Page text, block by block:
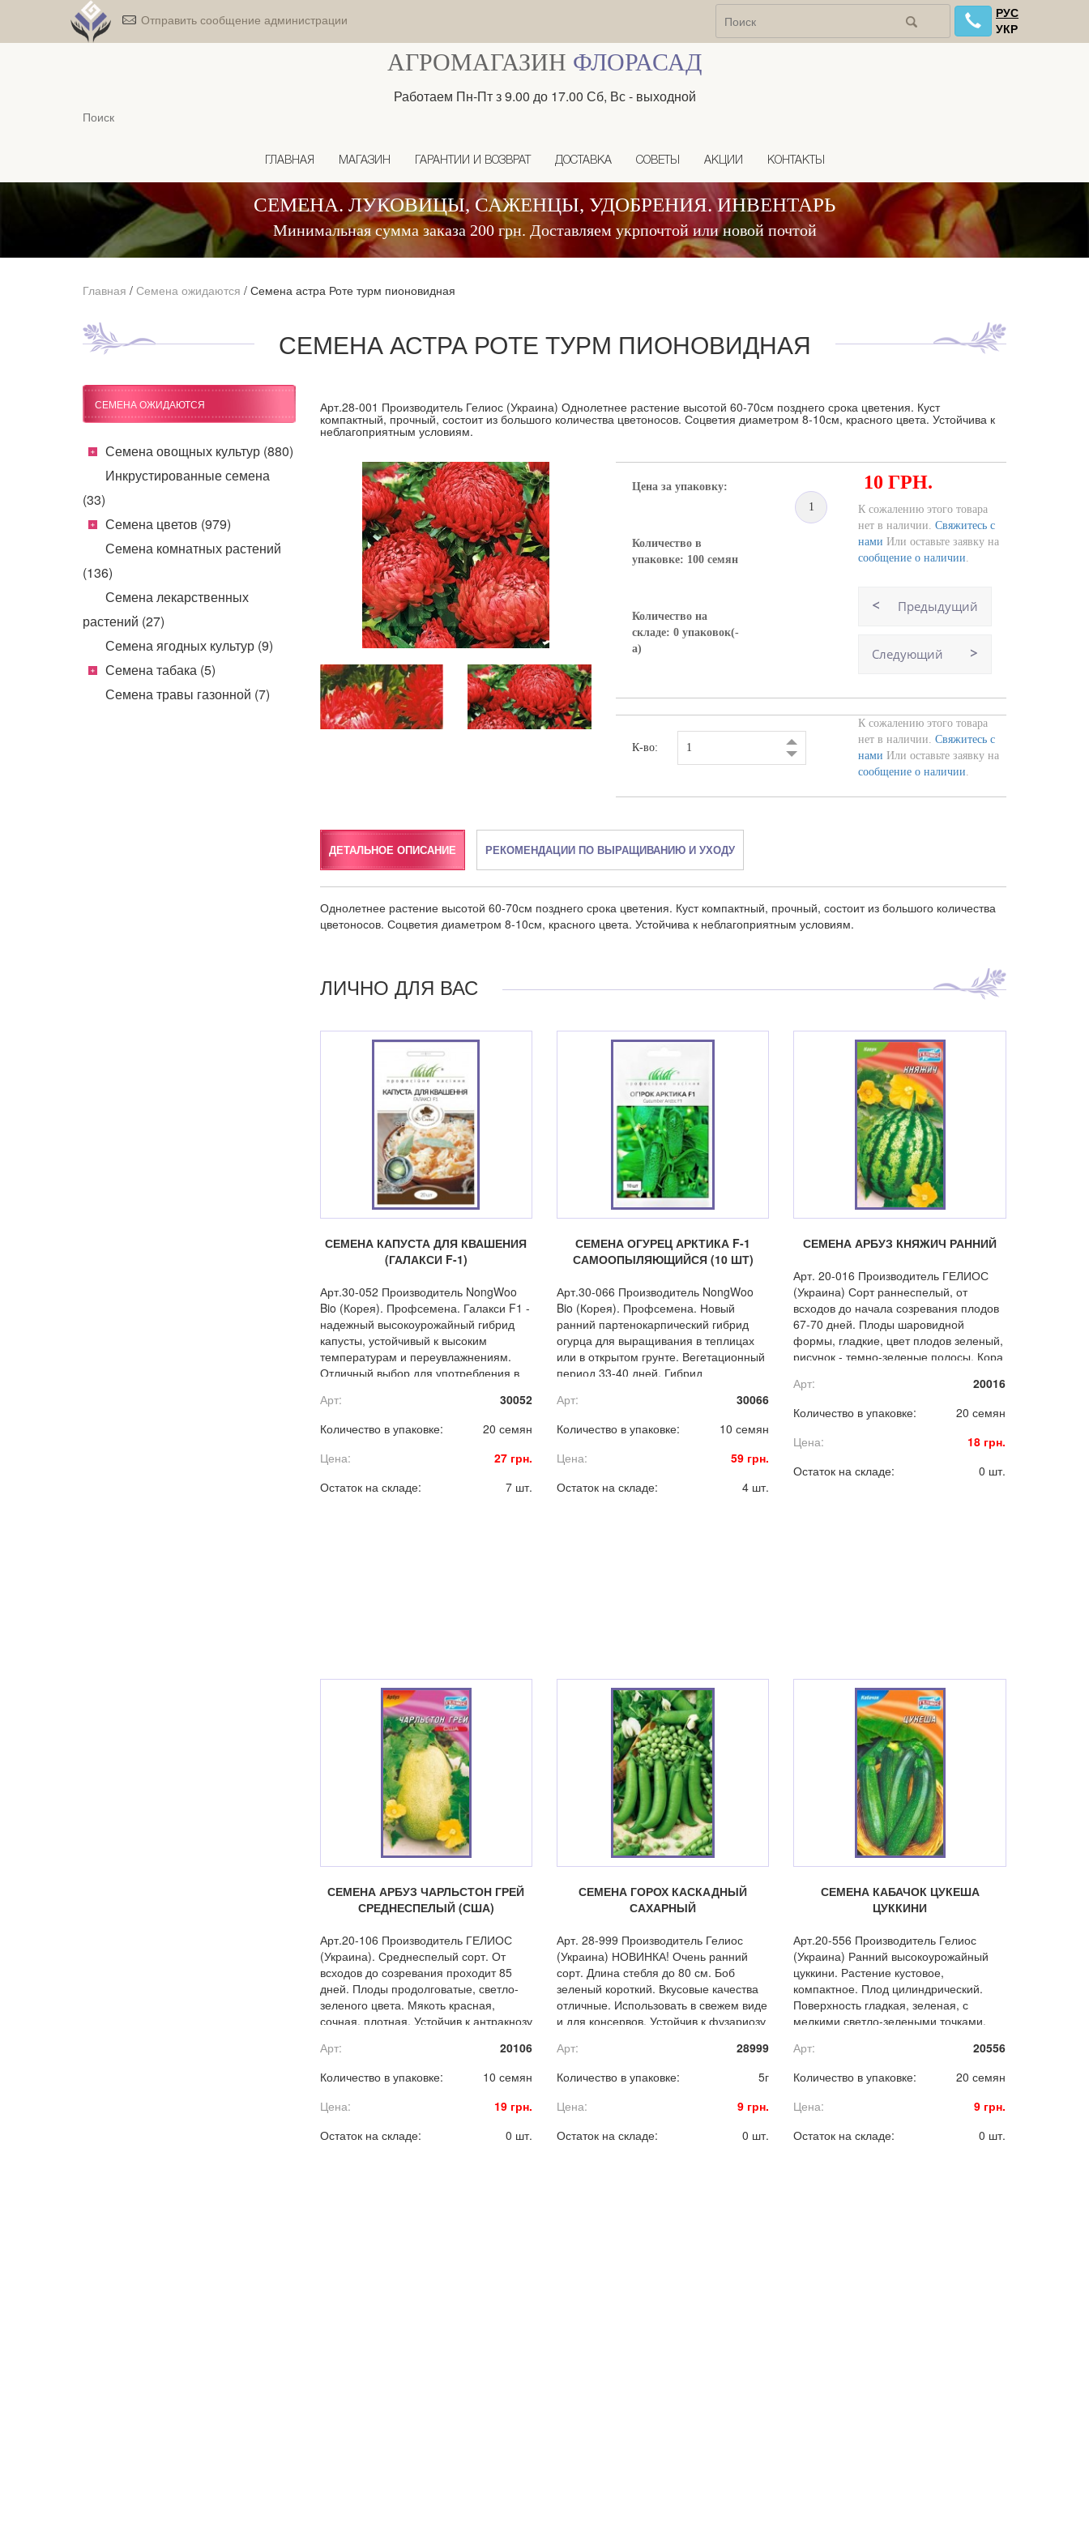
Отправить сообщение администрации
РУС
УКР
АГРОМАГАЗИН ФЛОРАСАД
Работаем Пн-Пт з 9.00 до 17.00 Сб, Вс - выходной
ГЛАВНАЯ МАГАЗИН ГАРАНТИИ И ВОЗВРАТ ДОСТАВКА СОВЕТЫ АКЦИИ КОНТАКТЫ
СЕМЕНА. ЛУКОВИЦЫ, САЖЕНЦЫ, УДОБРЕНИЯ. ИНВЕНТАРЬ
Минимальная сумма заказа 200 грн. Доставляем укрпочтой или новой почтой
Главная / Семена ожидаются / Семена астра Роте турм пионовидная
СЕМЕНА АСТРА РОТЕ ТУРМ ПИОНОВИДНАЯ
СЕМЕНА ОЖИДАЮТСЯ
Семена овощных культур (880)
Инкрустированные семена
(33)
Семена цветов (979)
Семена комнатных растений
(136)
Семена лекарственных
растений (27)
Семена ягодных культур (9)
Семена табака (5)
Семена травы газонной (7)
Арт.28-001 Производитель Гелиос (Украина) Однолетнее растение высотой 60-70см позднего срока цветения. Куст
компактный, прочный, состоит из большого количества цветоносов. Соцветия диаметром 8-10см, красного цвета. Устойчива к
неблагоприятным условиям.
Цена за упаковку:
Количество в
упаковке: 100 семян
Количество на
складе: 0 упаковок(-
а)
1
10 ГРН.
К сожалению этого товара
нет в наличии. Свяжитесь с
нами Или оставьте заявку на
сообщение о наличии
Предыдущий
Следующий
К-во:
К сожалению этого товара
нет в наличии. Свяжитесь с
нами Или оставьте заявку на
сообщение о наличии
ДЕТАЛЬНОЕ ОПИСАНИЕ РЕКОМЕНДАЦИИ ПО ВЫРАЩИВАНИЮ И УХОДУ
Однолетнее растение высотой 60-70см позднего срока цветения. Куст компактный, прочный, состоит из большого количества
цветоносов. Соцветия диаметром 8-10см, красного цвета. Устойчива к неблагоприятным условиям.
ЛИЧНО ДЛЯ ВАС
СЕМЕНА КАПУСТА ДЛЯ КВАШЕНИЯ
(ГАЛАКСИ F-1)
Арт.30-052 Производитель NongWoo
Bio (Корея). Профсемена. Галакси F1 -
надежный высокоурожайный гибрид
капусты, устойчивый к высоким
температурам и переувлажнениям.
Отличный выбор для употребления в
Арт:
30052
Количество в упаковке:
20 семян
Цена:
27 грн.
Остаток на складе:
7 шт.
СЕМЕНА ОГУРЕЦ АРКТИКА F-1
САМООПЫЛЯЮЩИЙСЯ (10 ШТ)
Арт.30-066 Производитель NongWoo
Bio (Корея). Профсемена. Новый
ранний партенокарпический гибрид
огурца для выращивания в теплицах
или в открытом грунте. Вегетационный
период 33-40 дней. Гибрид
урожайностью и отличным качеством
Арт:
30066
Количество в упаковке:
10 семян
Цена:
59 грн.
Остаток на складе:
4 шт.
СЕМЕНА АРБУЗ КНЯЖИЧ РАННИЙ
Арт. 20-016 Производитель ГЕЛИОС
(Украина) Сорт раннеспелый, от
всходов до начала созревания плодов
67-70 дней. Плоды шаровидной
формы, гладкие, цвет плодов зеленый,
рисунок - темно-зеленые полосы. Кора
малиновая, сочная, очень сладкая.
Арт:
20016
Количество в упаковке:
20 семян
Цена:
18 грн.
Остаток на складе:
0 шт.
СЕМЕНА АРБУЗ ЧАРЛЬСТОН ГРЕЙ
СРЕДНЕСПЕЛЫЙ (США)
Арт.20-106 Производитель ГЕЛИОС
(Украина). Среднеспелый сорт. От
всходов до созревания проходит 85
дней. Плоды продолговатые, светло-
зеленого цвета. Мякоть красная,
сочная, плотная. Устойчив к антракнозу
Арт:
20106
Количество в упаковке:
10 семян
Цена:
19 грн.
Остаток на складе:
0 шт.
СЕМЕНА ГОРОХ КАСКАДНЫЙ
САХАРНЫЙ
Арт. 28-999 Производитель Гелиос
(Украина) НОВИНКА! Очень ранний
сорт. Длина стебля до 80 см. Боб
зеленый короткий. Вкусовые качества
отличные. Использовать в свежем виде
и для консервов. Устойчив к фузариозу
Арт:
28999
Количество в упаковке:
5г
Цена:
9 грн.
Остаток на складе:
0 шт.
СЕМЕНА КАБАЧОК ЦУКЕША
ЦУККИНИ
Арт.20-556 Производитель Гелиос
(Украина) Ранний высокоурожайный
цуккини. Растение кустовое,
компактное. Плод цилиндрический.
Поверхность гладкая, зеленая, с
мелкими светло-зелеными точками.
желтая, плотная, хрустящая.
Арт:
20556
Количество в упаковке:
20 семян
Цена:
9 грн.
Остаток на складе:
0 шт.